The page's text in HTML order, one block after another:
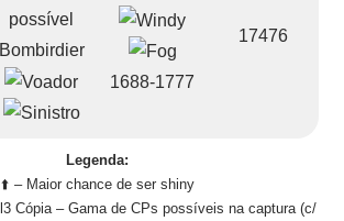
Bombirdier
1688-1777
17476
Legenda:
⬆️ – Maior chance de ser shiny
– Gama de CPs possíveis na captura (c/